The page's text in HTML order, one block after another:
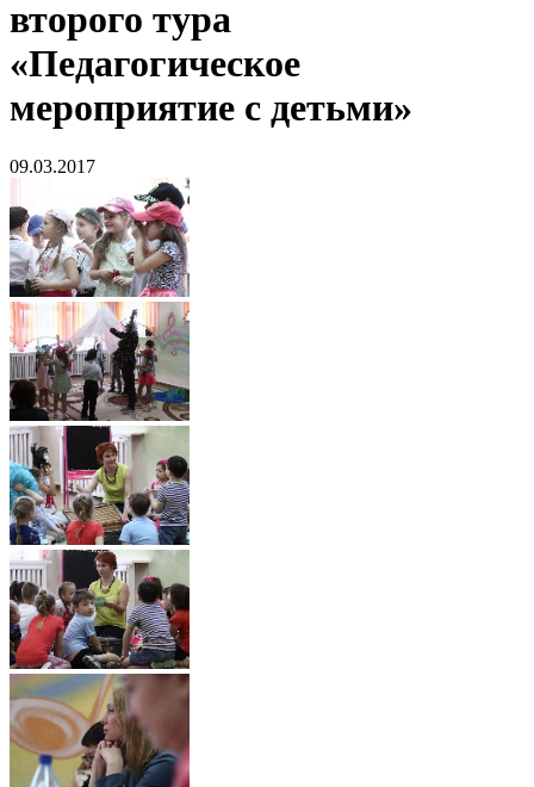
второго тура
«Педагогическое
мероприятие с детьми»
09.03.2017